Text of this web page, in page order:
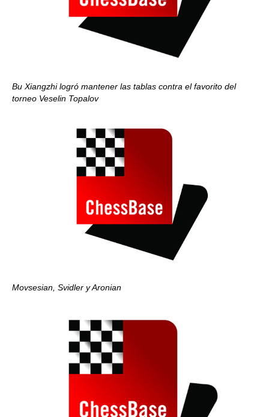
Bu Xiangzhi logró mantener las tablas contra el favorito del
torneo Veselin Topalov
Movsesian, Svidler y Aronian